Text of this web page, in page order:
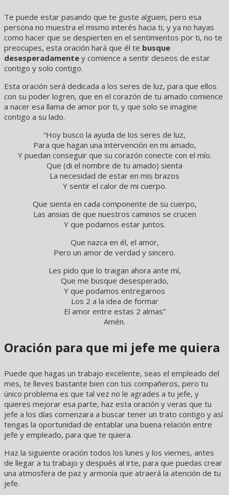
Te puede estar pasando que te guste alguien, pero esa
persona no muestra el mismo interés hacia ti, y ya no hayas
como hacer que se despierten en el sentimientos por ti, no te
preocupes, esta oración hará que él te busque
desesperadamente y comience a sentir deseos de estar
contigo y solo contigo.
Esta oración será dedicada a los seres de luz, para que ellos
con su poder logren, que en el corazón de tu amado comience
a nacer esa llama de amor por ti, y que solo se imagine
contigo a su lado.
“Hoy busco la ayuda de los seres de luz,
Para que hagan una intervención en mi amado,
Y puedan conseguir que su corazón conecte con el mío.
Que (di el nombre de tu amado) sienta
La necesidad de estar en mis brazos
Y sentir el calor de mi cuerpo.
Que sienta en cada componente de su cuerpo,
Las ansias de que nuestros caminos se crucen
Y que podamos estar juntos.
Que nazca en él, el amor,
Pero un amor de verdad y sincero.
Les pido que lo traigan ahora ante mí,
Que me busque desesperado,
Y que podamos entregarnos
Los 2 a la idea de formar
El amor entre estas 2 almas”
Amén.
Oración para que mi jefe me quiera
Puede que hagas un trabajo excelente, seas el empleado del
mes, te lleves bastante bien con tus compañeros, pero tu
único problema es que tal vez no le agrades a tu jefe, y
quieres mejorar esa parte, haz esta oración y veras que tu
jefe a los días comenzara a buscar tener un trato contigo y así
tengas la oportunidad de entablar una buena relación entre
jefe y empleado, para que te quiera.
Haz la siguiente oración todos los lunes y los viernes, antes
de llegar a tu trabajo y después al irte, para que puedas crear
una atmosfera de paz y armonía que atraerá la atención de tu
jefe.